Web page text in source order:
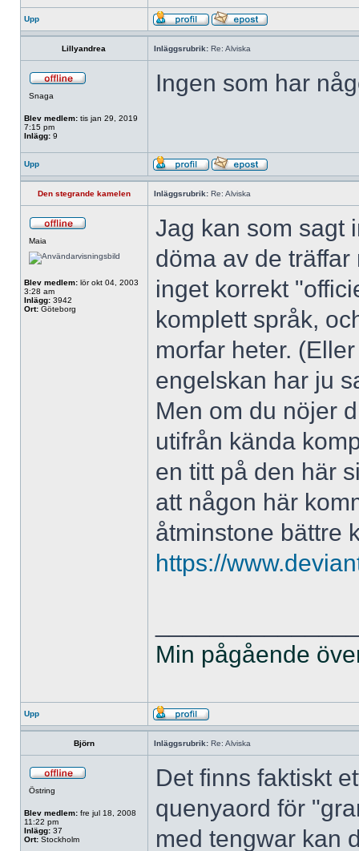
Upp
Lillyandrea Inläggsrubrik: Re: Alviska
Snaga
Blev medlem: tis jan 29, 2019
7:15 pm
Inlägg: 9
Ingen som har
Upp
Den stegrande kamelen Inläggsrubrik: Re: Alviska
Maia
Blev medlem: lör okt 04, 2003
3:28 am
Inlägg: 3942
Ort: Göteborg
Jag kan som sagt
döma av de
inget korrekt
komplett språk,
morfar heter.
engelskan har ju
Men om du nöjer
utifrån kända
en titt på den här
att någon här
åtminstone bättre
https://
Min pågående
Upp
Björn Inläggsrubrik: Re: Alviska
Östring
Blev medlem: fre jul 18, 2008
11:22 pm
Inlägg: 37
Ort: Stockholm
Det finns faktiskt
quenyaord för
med tengwar kan